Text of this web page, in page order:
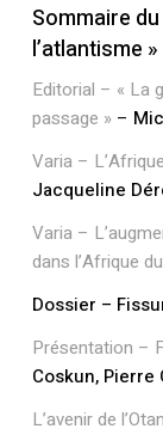
Sommaire
l’atlantisme »
Editorial – « La
passage »–
Varia –
Jacqueline
Varia –
dans l’Afrique
Dossier –
Présentation –
Coskun,
L’avenir de l’Otan